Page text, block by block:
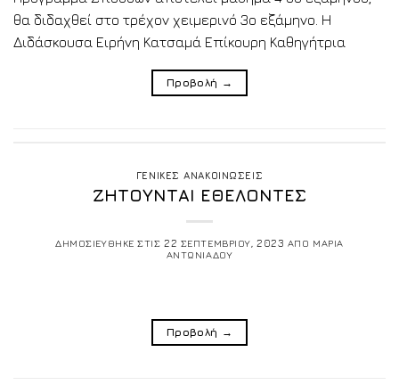
θα διδαχθεί στο τρέχον χειμερινό 3ο εξάμηνο. Η
Διδάσκουσα Ειρήνη Κατσαμά Επίκουρη Καθηγήτρια
Προβολή →
ΓΕΝΙΚΕΣ ΑΝΑΚΟΙΝΩΣΕΙΣ
ΖΗΤΟΥΝΤΑΙ ΕΘΕΛΟΝΤΕΣ
ΔΗΜΟΣΙΕΥΘΗΚΕ ΣΤΙΣ22 ΣΕΠΤΕΜΒΡΙΟΥ, 2023 ΑΠΟ ΜΑΡΙΑ
ΑΝΤΩΝΙΑΔΟΥ
Προβολή →